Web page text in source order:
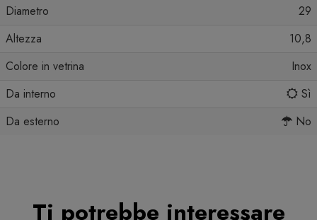
Diametro
29
Altezza
10,8
Colore in vetrina
Inox
Da interno
Sì
Da esterno
No
Ti potrebbe interessare